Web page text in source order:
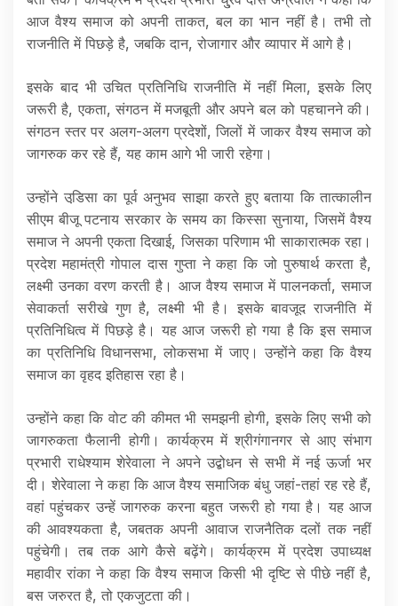
आज वैश्य समाज को अपनी ताकत, बल का भान नहीं है। तभी तो
राजनीति में पिछड़े है, जबकि दान, रोजागार और व्यापार में आगे है।
इसके बाद भी उचित प्रतिनिधि राजनीति में नहीं मिला, इसके लिए
जरूरी है, एकता, संगठन में मजबूती और अपने बल को पहचानने की।
संगठन स्तर पर अलग-अलग प्रदेशों, जिलों में जाकर वैश्य समाज को
जागरुक कर रहे हैं, यह काम आगे भी जारी रहेगा।
उन्होंने उडि़सा का पूर्व अनुभव साझा करते हुए बताया कि तात्कालीन
सीएम बीजू पटनाय सरकार के समय का किस्सा सुनाया, जिसमें वैश्य
समाज ने अपनी एकता दिखाई, जिसका परिणाम भी साकारात्मक रहा।
प्रदेश महामंत्री गोपाल दास गुप्ता ने कहा कि जो पुरुषार्थ करता है,
लक्ष्मी उनका वरण करती है। आज वैश्य समाज में पालनकर्ता, समाज
सेवाकर्ता सरीखे गुण है, लक्ष्मी भी है। इसके बावजूद राजनीति में
प्रतिनिधित्व में पिछड़े है। यह आज जरूरी हो गया है कि इस समाज
का प्रतिनिधि विधानसभा, लोकसभा में जाए। उन्होंने कहा कि वैश्य
समाज का वृहद इतिहास रहा है।
उन्होंने कहा कि वोट की कीमत भी समझनी होगी, इसके लिए सभी को
जागरुकता फैलानी होगी। कार्यक्रम में श्रीगंगानगर से आए संभाग
प्रभारी राधेश्याम शेरेवाला ने अपने उद्बोधन से सभी में नई ऊर्जा भर
दी। शेरेवाला ने कहा कि आज वैश्य समाजिक बंधु जहां-तहां रह रहे हैं,
वहां पहुंचकर उन्हें जागरुक करना बहुत जरूरी हो गया है। यह आज
की आवश्यकता है, जबतक अपनी आवाज राजनैतिक दलों तक नहीं
पहुंचेगी। तब तक आगे कैसे बढ़ेंगे। कार्यक्रम में प्रदेश उपाध्यक्ष
महावीर रांका ने कहा कि वैश्य समाज किसी भी दृष्टि से पीछे नहीं है,
बस जरुरत है, तो एकजुटता की।